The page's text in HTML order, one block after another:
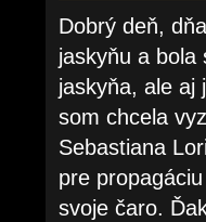
Dobrý deň,
jaskyňu a bola
jaskyňa, ale aj
som chcela
Sebastiana
pre
svoje čaro.